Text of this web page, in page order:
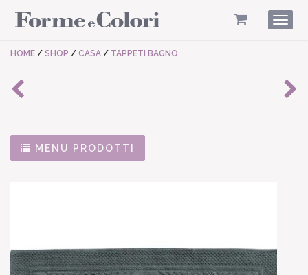
HOME / SHOP / CASA / TAPPETI BAGNO
MENU PRODOTTI